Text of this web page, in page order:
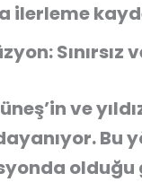
ilerleme
ve
Bu